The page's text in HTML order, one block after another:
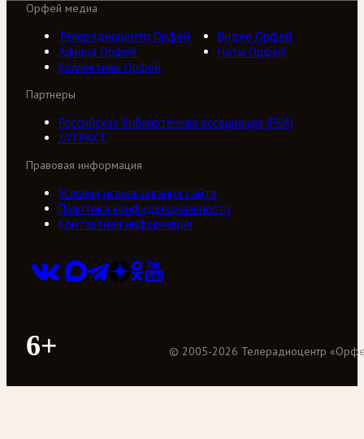
Орфей медиа
Телерадиоцентр Орфей
Видео Орфей
Афиша Орфей
Ноты Орфей
Коллективы Орфей
Партнеры
Российская библиотечная ассоциация (РБА)
///ТРАКТ
Правовая информация
Условия использования сайта
Политика конфиденциальности
Контактная информация
6+ © 2005-2026 Телерадиоцентр